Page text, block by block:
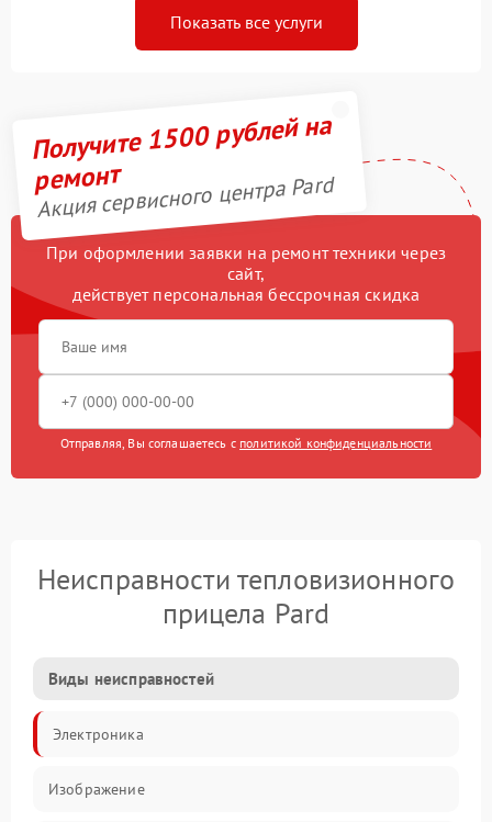
Показать все услуги
Получите 1500 рублей на
ремонт
Акция сервисного центра Pard
При оформлении заявки на ремонт техники через
сайт,
действует персональная бессрочная скидка
Отправляя, Вы соглашаетесь с политикой конфиденциальности
Неисправности тепловизионного
прицела Pard
Виды неисправностей
Электроника
Изображение